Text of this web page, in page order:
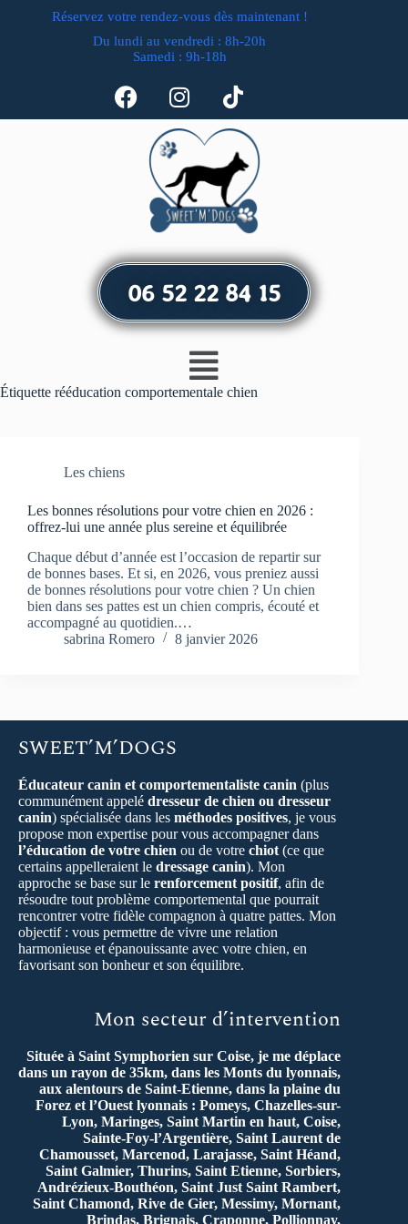
Réservez votre rendez-vous dès maintenant !
Du lundi au vendredi : 8h-20h
Samedi : 9h-18h
06 52 22 84 15
Étiquette rééducation comportementale chien
Les chiens
Les bonnes résolutions pour votre chien en 2026 :
offrez-lui une année plus sereine et équilibrée
Chaque début d’année est l’occasion de repartir sur
de bonnes bases. Et si, en 2026, vous preniez aussi
de bonnes résolutions pour votre chien ? Un chien
bien dans ses pattes est un chien compris, écouté et
accompagné au quotidien.…
sabrina Romero
8 janvier 2026
SWEET’M’DOGS
Éducateur canin et comportementaliste canin (plus
communément appelé dresseur de chien ou dresseur
canin) spécialisée dans les méthodes positives, je vous
propose mon expertise pour vous accompagner dans
l’éducation de votre chien ou de votre chiot (ce que
certains appelleraient le dressage canin). Mon
approche se base sur le renforcement positif, afin de
résoudre tout problème comportemental que pourrait
rencontrer votre fidèle compagnon à quatre pattes. Mon
objectif : vous permettre de vivre une relation
harmonieuse et épanouissante avec votre chien, en
favorisant son bonheur et son équilibre.
Mon secteur d’intervention
Située à Saint Symphorien sur Coise, je me déplace
dans un rayon de 35km, dans les Monts du lyonnais,
aux alentours de Saint-Etienne, dans la plaine du
Forez et l’Ouest lyonnais : Pomeys, Chazelles-sur-
Lyon, Maringes, Saint Martin en haut, Coise,
Sainte-Foy-l’Argentière, Saint Laurent de
Chamousset, Marcenod, Larajasse, Saint Héand,
Saint Galmier, Thurins, Saint Etienne, Sorbiers,
Andrézieux-Bouthéon, Saint Just Saint Rambert,
Saint Chamond, Rive de Gier, Messimy, Mornant,
Brindas, Brignais, Craponne, Pollionnay,